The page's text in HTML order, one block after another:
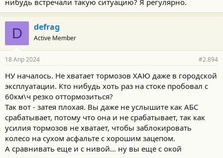
нибудь встречали такую ситуацию? Я регулярно.
D defrag
Active Member
18 Апр 2024 #2.894
НУ началось. Не хватает тормозов ХАЮ даже в городской
эксплуатации. Кто нибудь хоть раз на стоке пробовал с
60км\ч резко оттормозиться?
Так вот - затея плохая. Вы даже не услышите как АБС
срабатывает, потому что она и не срабатывает, так как
усилия тормозов не хватает, чтобы заблокировать
колесо на сухом асфальте с хорошим зацепом.
А сравнивать еще и с нивой... ну вы еще с окой